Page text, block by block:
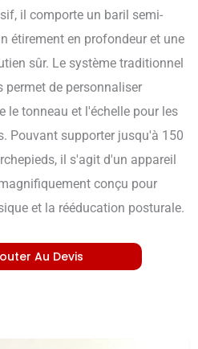
il comporte un baril semi-
étirement en profondeur et une
sûr. Le système traditionnel
permet de personnaliser
le tonneau et l'échelle pour les
Pouvant supporter jusqu'à 150
il s'agit d'un appareil
conçu pour
et la rééducation posturale.
Au Devis